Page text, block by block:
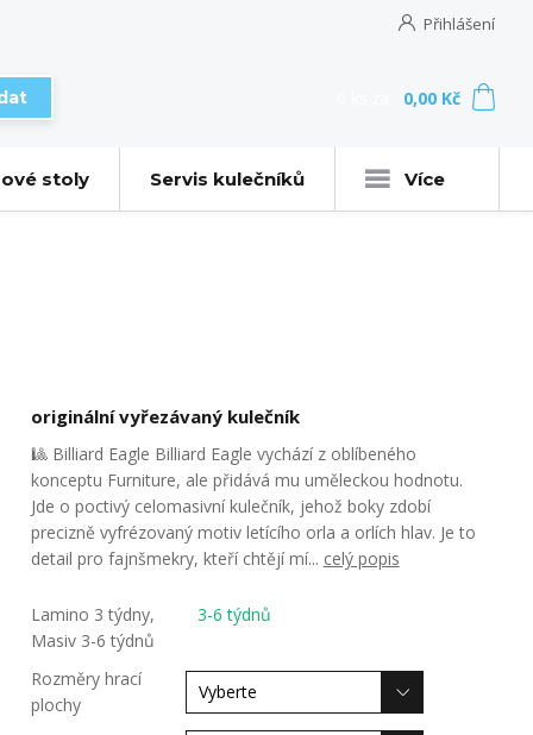
Přihlášení
0,00 Kč
stoly Servis kulečníků Více
originální vyřezávaný kulečník
🎱 Billiard Eagle Billiard Eagle vychází z oblíbeného
konceptu Furniture, ale přidává mu uměleckou hodnotu.
Jde o poctivý celomasivní kulečník, jehož boky zdobí
precizně vyfrézovaný motiv letícího orla a orlích hlav. Je to
detail pro fajnšmekry, kteří chtějí mí... celý popis
Lamino 3 týdny,
Masiv 3-6 týdnů
3-6 týdnů
Rozměry hrací
plochy